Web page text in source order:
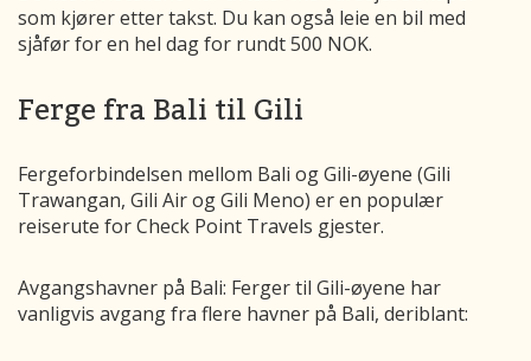
som kjører etter takst. Du kan også leie en bil med
sjåfør for en hel dag for rundt 500 NOK.
Ferge fra Bali til Gili
Fergeforbindelsen mellom Bali og Gili-øyene (Gili
Trawangan, Gili Air og Gili Meno) er en populær
reiserute for Check Point Travels gjester.
Avgangshavner på Bali: Ferger til Gili-øyene har
vanligvis avgang fra flere havner på Bali, deriblant: